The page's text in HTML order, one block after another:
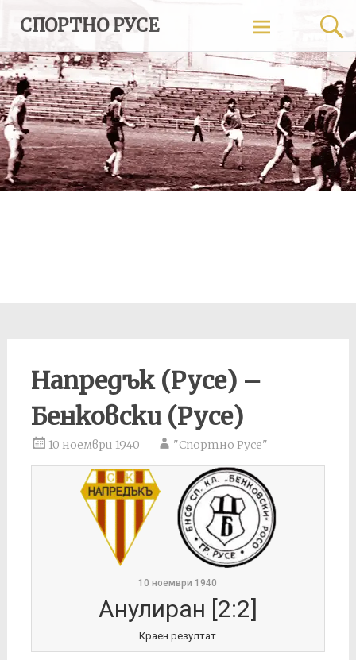
content
СПОРТНО РУСЕ
Напредък (Русе) –
Бенковски (Русе)
10 ноември 1940 "Спортно Русе"
10 ноември 1940
Анулиран [2:2]
Краен резултат